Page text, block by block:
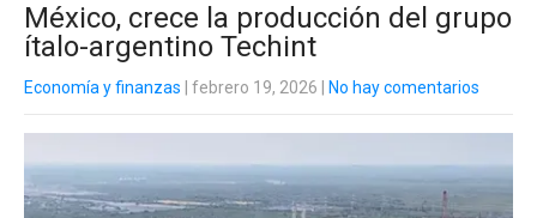
México, crece la producción del grupo
ítalo-argentino Techint
Economía y finanzas | febrero 19, 2026 No hay comentarios